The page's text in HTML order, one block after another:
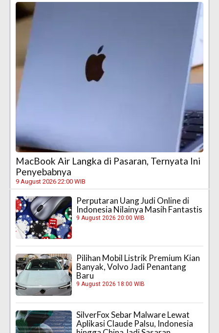
MacBook Air Langka di Pasaran, Ternyata Ini
Penyebabnya
9 August 2026 22:00 WIB
Perputaran Uang Judi Online di
Indonesia Nilainya Masih Fantastis
9 August 2026 20:00 WIB
Pilihan Mobil Listrik Premium Kian
Banyak, Volvo Jadi Penantang
Baru
9 August 2026 18:00 WIB
SilverFox Sebar Malware Lewat
Aplikasi Claude Palsu, Indonesia